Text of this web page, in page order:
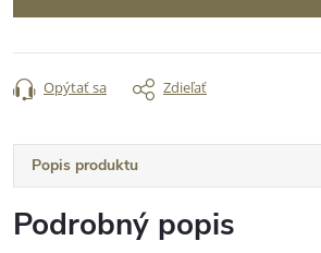
Opýtať sa Zdieľať
Popis produktu
Podrobný popis